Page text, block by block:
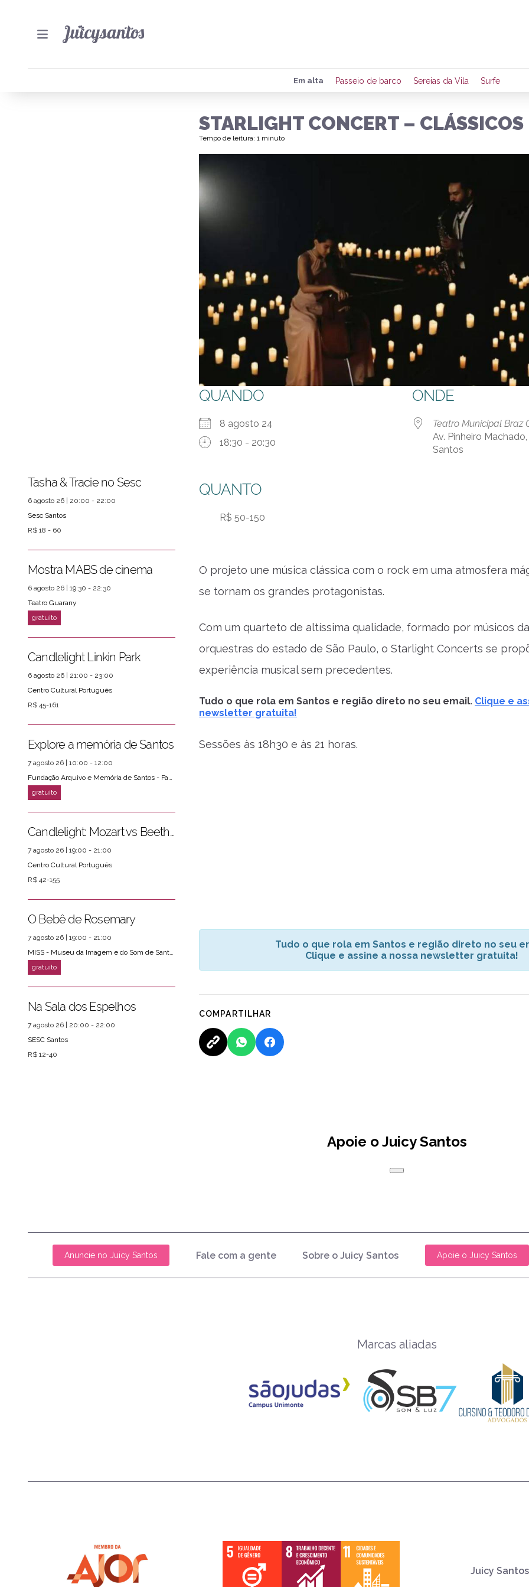
Preencha seus dados para
de eventos e notícias da
Quero
Em alta Passeio de barco Sereias da Vila Surfe
STARLIGHT CONCERT –
Tempo de leitura: 1 minuto
QUANDO
8 agosto 24
18:30 - 20:30
ONDE
Teatro Municipal Braz
Av. Pinheiro
Santos
QUANTO
R$ 50-150
O projeto une música clássica com o rock em uma atmosfera
se tornam os grandes protagonistas.
Com um quarteto de altíssima qualidade, formado por músicos
orquestras do estado de São Paulo, o Starlight Concerts se
experiência musical sem precedentes.
Tudo o que rola em Santos e região direto no seu email. Clique e
newsletter gratuita!
Sessões às 18h30 e às 21 horas.
Tudo o que rola em Santos e região direto no seu
Clique e assine a nossa newsletter gratuita!
COMPARTILHAR
Tasha & Tracie no Sesc
6 agosto 26 | 20:00 - 22:00
Sesc Santos
R$ 18 - 60
Mostra MABS de cinema
6 agosto 26 | 19:30 - 22:30
Teatro Guarany
Candlelight Linkin Park
6 agosto 26 | 21:00 - 23:00
Centro Cultural Português
R$ 45-161
Explore a memória de Santos
7 agosto 26 | 10:00 - 12:00
Fundação Arquivo e Memória de Santos - Fams
Candlelight: Mozart vs Beethoven
7 agosto 26 | 19:00 - 21:00
Centro Cultural Português
R$ 42-155
O Bebê de Rosemary
7 agosto 26 | 19:00 - 21:00
MISS - Museu da Imagem e do Som de Santos
Na Sala dos Espelhos
7 agosto 26 | 20:00 - 22:00
SESC Santos
R$ 12-40
Apoie o Juicy Santos
Anuncie no Juicy Santos Fale com a gente Sobre o Juicy Santos Apoie o Juicy Santos
Marcas aliadas
Juicy Santos